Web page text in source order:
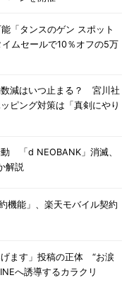
「タンスのゲン スポット
ムセールで10％オフの5万
数減はいつ止まる？ 宮川社
ピング対策は「真剣にやり
「d NEOBANK」消滅、
解説
機能」、楽天モバイル契約
ます」投稿の正体 “お涙
へ誘導するカラクリ